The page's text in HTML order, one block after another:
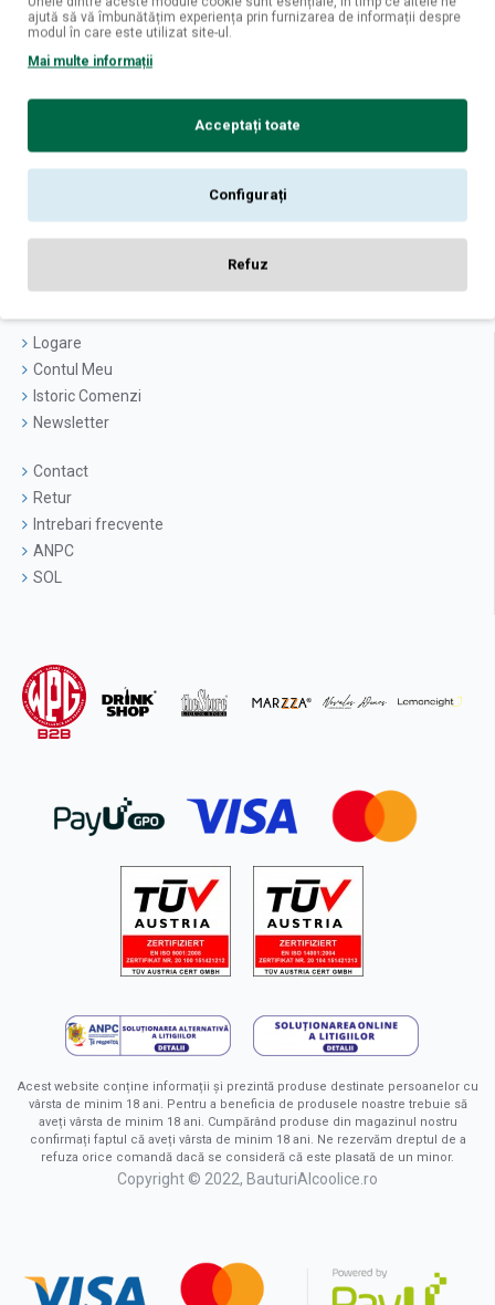
Fii mereu la curent cu ultimele oferte si produse!
Politica de confidentialitate
Politica cookies
Logare
Contul Meu
Istoric Comenzi
Newsletter
Contact
Retur
Intrebari frecvente
ANPC
SOL
Acest website conține informații și prezintă produse destinate persoanelor cu
vârsta de minim 18 ani. Pentru a beneficia de produsele noastre trebuie să
aveți vârsta de minim 18 ani. Cumpărând produse din magazinul nostru
confirmați faptul că aveți vârsta de minim 18 ani. Ne rezervăm dreptul de a
refuza orice comandă dacă se consideră că este plasată de un minor.
Copyright © 2022, BauturiAlcoolice.ro
ajută să vă îmbunătățim experiența prin furnizarea de informații despre
modul în care este utilizat site-ul.
Mai multe informații
Acceptați toate
Configurați
Refuz